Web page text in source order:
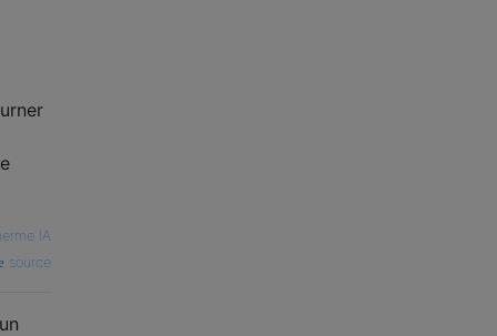
IA
source